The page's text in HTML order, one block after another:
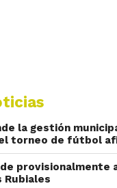
la gestión
torneo de fútbol
provisionalmente
Rubiales